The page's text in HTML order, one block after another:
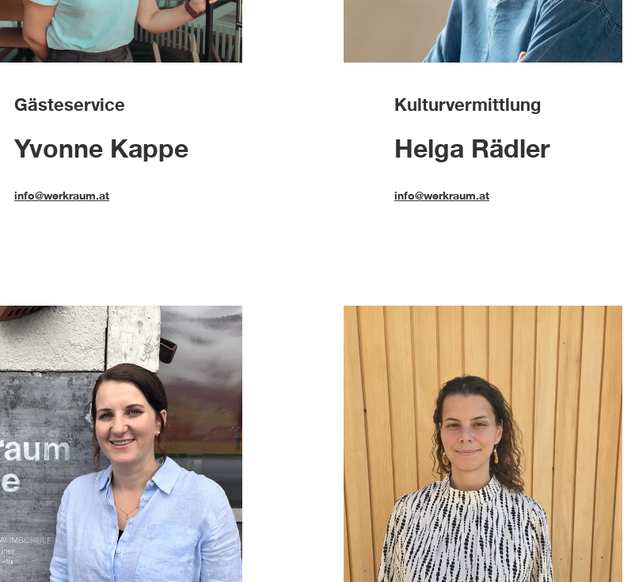
Gästeservice
Yvonne Kappe
info@werkraum.at
Kulturvermittlung
Helga Rädler
info@werkraum.at